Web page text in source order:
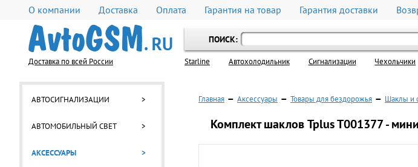
О компании Доставка Оплата Гарантия на товар Гарантия доставки
Доставка по всей России
ПОИСК:
Starline Автохолодильник Cигнализации Чехольчики
АВТОСИГНАЛИЗАЦИИ >
АВТОМОБИЛЬНЫЙ СВЕТ >
АКСЕССУАРЫ >
Главная — Аксессуары — Товары для бездорожья — Шаклы и
Комплект шаклов Tplus T001377 -